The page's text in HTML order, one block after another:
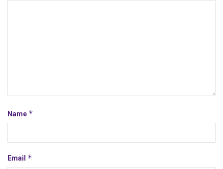
Name *
Email *